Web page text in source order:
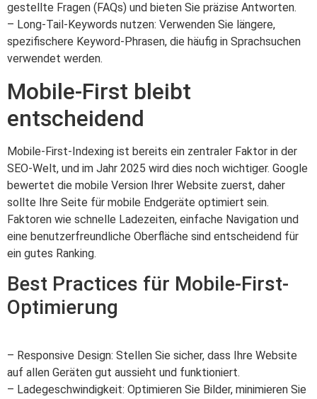
gestellte Fragen (FAQs) und bieten Sie präzise Antworten.
– Long-Tail-Keywords nutzen: Verwenden Sie längere,
spezifischere Keyword-Phrasen, die häufig in Sprachsuchen
verwendet werden.
Mobile-First bleibt
entscheidend
Mobile-First-Indexing ist bereits ein zentraler Faktor in der
SEO-Welt, und im Jahr 2025 wird dies noch wichtiger. Google
bewertet die mobile Version Ihrer Website zuerst, daher
sollte Ihre Seite für mobile Endgeräte optimiert sein.
Faktoren wie schnelle Ladezeiten, einfache Navigation und
eine benutzerfreundliche Oberfläche sind entscheidend für
ein gutes Ranking.
Best Practices für Mobile-First-
Optimierung
– Responsive Design: Stellen Sie sicher, dass Ihre Website
auf allen Geräten gut aussieht und funktioniert.
– Ladegeschwindigkeit: Optimieren Sie Bilder, minimieren Sie